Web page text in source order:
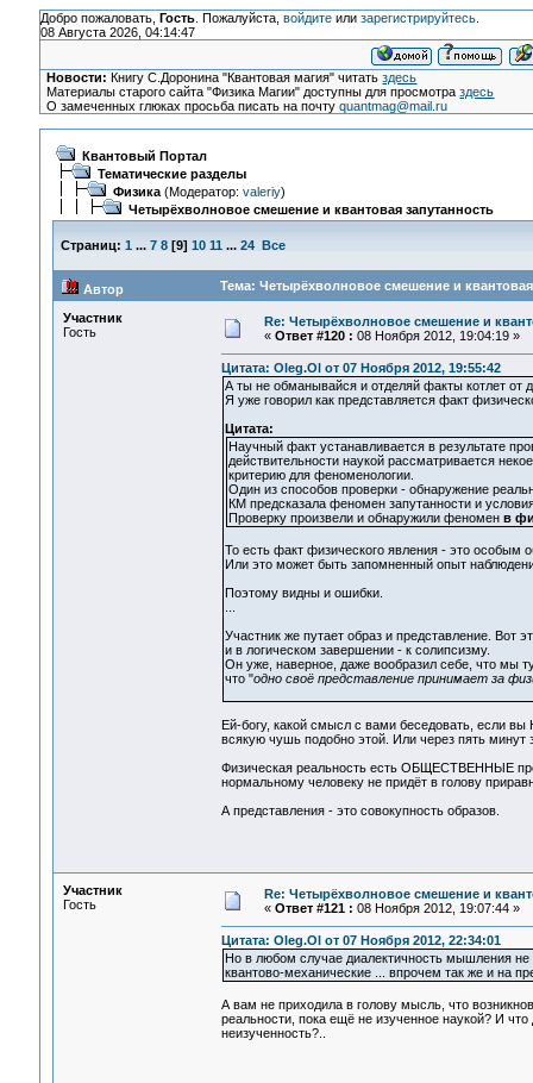
Добро пожаловать, Гость. Пожалуйста, войдитеили зарегистрируйтесь.
08 Августа 2026, 04:14:47
Новости: Книгу С.Доронина "Квантовая магия" читатьздесь
Материалы старого сайта "Физика Магии" доступны для просмотраздесь
О замеченных глюках просьба писать на почтуquantmag@mail.ru
Квантовый Портал
Тематические разделы
Физика(Модератор: valeriy)
Четырёхволновое смешение и квантовая запутанность
Страниц: 1 ... 7 8[9] 10 11 ... 24 Все
Автор Тема: Четырёхволновое смешение и
Участник
Гость
Re: Четырёхволновое смешение и
« Ответ #120 : 08 Ноября 2012, 19:04:19 »
Цитата: Oleg.Ol от 07 Ноября 2012, 19:55:42
А ты не обманывайся и отделяй факты котлет от
Я уже говорил как представляется факт
Цитата:
Научный факт устанавливается в результате
действительности наукой рассматривается
критерию для феноменологии.
Один из способов проверки - обнаружение
КМ предсказала феномен запутанности и
Проверку произвели и обнаружили феномен в
То есть факт физического явления - это особым
Или это может быть запомненный опыт
Поэтому видны и ошибки.
Участник же путает образ и представление. Вот
и в логическом завершении - к солипсизму.
Он уже, наверное, даже вообразил себе, что мы
что "одно своё представление принимает за
Ей-богу, какой смысл с вами беседовать, если
всякую чушь подобно этой. Или через пять
Физическая реальность есть ОБЩЕСТВЕННЫЕ
нормальному человеку не придёт в голову
А представления - это совокупность образов.
Участник
Гость
Re: Четырёхволновое смешение и
« Ответ #121 : 08 Ноября 2012, 19:07:44 »
Цитата: Oleg.Ol от 07 Ноября 2012, 22:34:01
Но в любом случае диалектичность мышления не
квантово-механические ... впрочем так же и на
А вам не приходила в голову мысль, что
реальности, пока ещё не изученное наукой? И
неизученность?..